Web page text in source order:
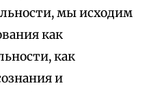
мы исходим
как
как
и